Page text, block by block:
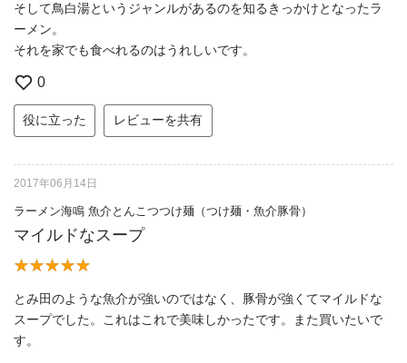
そして鳥白湯というジャンルがあるのを知るきっかけとなったラ
ーメン。
それを家でも食べれるのはうれしいです。
0
役に立った レビューを共有
2017年06月14日
ラーメン海鳴 魚介とんこつつけ麺（つけ麺・魚介豚骨）
マイルドなスープ
とみ田のような魚介が強いのではなく、豚骨が強くてマイルドな
スープでした。これはこれで美味しかったです。また買いたいで
す。